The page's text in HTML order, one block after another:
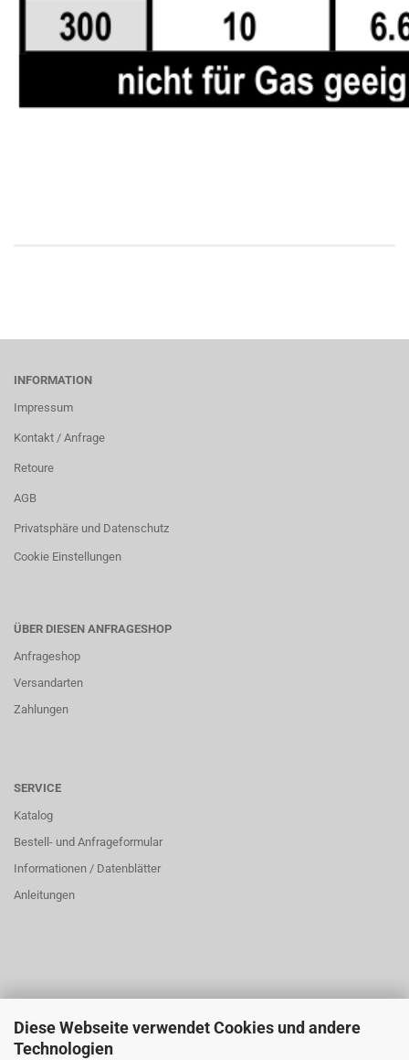
Diese Webseite verwendet Cookies und andere
Technologien
INFORMATION
Impressum
Kontakt / Anfrage
Retoure
AGB
Privatsphäre und Datenschutz
Cookie Einstellungen
ÜBER DIESEN ANFRAGESHOP
Anfrageshop
Versandarten
Zahlungen
SERVICE
Katalog
Bestell- und Anfrageformular
Informationen / Datenblätter
Anleitungen
ÜBER UNS
Öffnungszeiten: